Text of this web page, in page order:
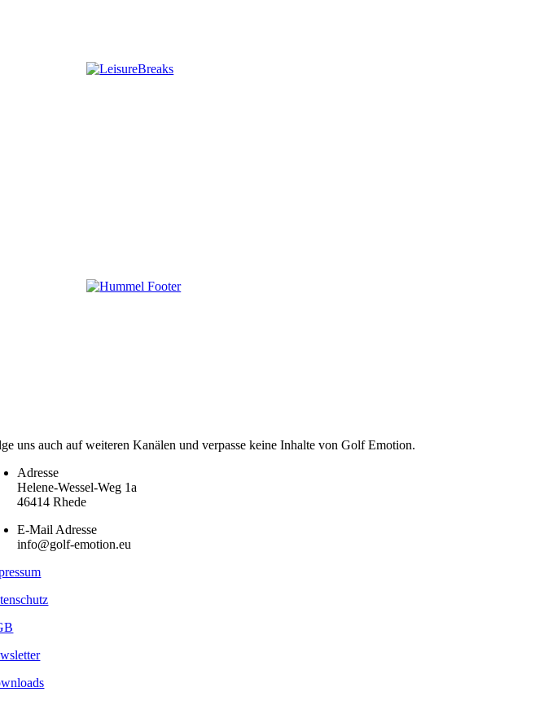
uns auch auf weiteren Kanälen und verpasse keine Inhalte von Golf Emotion.
Adresse
Helene-Wessel-Weg 1a
46414 Rhede
E-Mail Adresse
info@golf-emotion.eu